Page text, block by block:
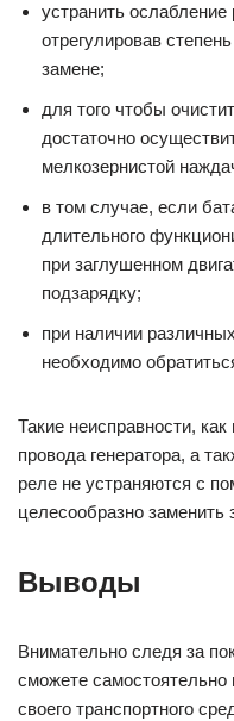
устранить
отрегулировав
замене;
для того чтобы
достаточно
мелкозернистой
в том случае, если
длительного
при заглушенном
подзарядку;
при наличии
необходимо
Такие неисправности,
провода генератора, а
реле не устраняются с
целесообразно заменить
Выводы
Внимательно следя за
сможете
своего транспортного